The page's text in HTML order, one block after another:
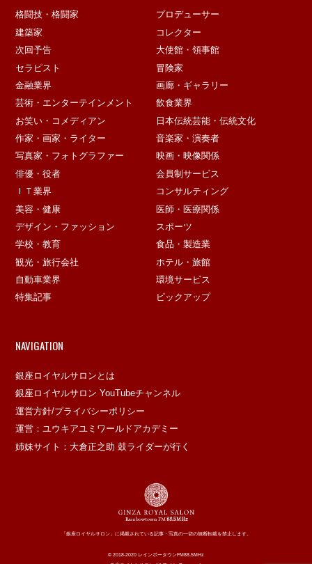
格闘技・格闘家
プロデューサー
建築家
コレクター
次回予告
大使館・領事館
セラピスト
冒険家
金融業界
画廊・ギャラリー
芸術・エンターテインメント
飲食業界
お笑い・コメディアン
日本伝統芸能・伝統文化
作家・画家・ライター
音楽家・演奏者
写真家・フォトグラファー
映画・映像関係
俳優・役者
会員制サービス
ＩＴ業界
コンサルティング
美容・健康
医師・医療関係
デザイン・ファッション
スポーツ
学校・教育
食品・製造業
観光・旅行会社
ホテル・旅館
自動車業界
環境サービス
特集記事
ピックアップ
NAVIGATION
銀座ロイヤルサロンとは
銀座ロイヤルサロン YouTubeチャンネル
運営方針/プライバシーポリシー
運営：ユウキアユミワールドアカデミー
姉妹サイト：大倉正之助 鼓ライダーが行く
「銀座ロイヤルサロン」に掲載されている記事・写真の一切の無断転載を禁止します。
© 2018-2020 レインボータウンFM88.5MHz